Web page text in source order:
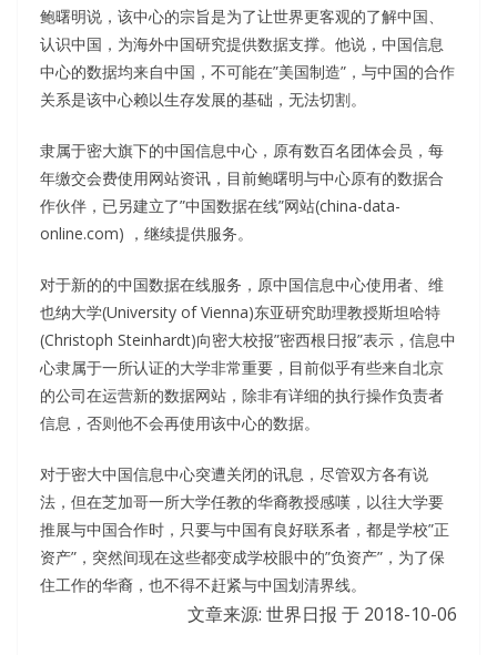
鲍曙明说，该中心的宗旨是为了让世界更客观的了解中国、
认识中国，为海外中国研究提供数据支撑。他说，中国信息
中心的数据均来自中国，不可能在”美国制造”，与中国的合作
关系是该中心赖以生存发展的基础，无法切割。
隶属于密大旗下的中国信息中心，原有数百名团体会员，每
年缴交会费使用网站资讯，目前鲍曙明与中心原有的数据合
作伙伴，已另建立了”中国数据在线”网站(china-data-
online.com) ，继续提供服务。
对于新的的中国数据在线服务，原中国信息中心使用者、维
也纳大学(University of Vienna)东亚研究助理教授斯坦哈特
(Christoph Steinhardt)向密大校报”密西根日报”表示，信息中
心隶属于一所认证的大学非常重要，目前似乎有些来自北京
的公司在运营新的数据网站，除非有详细的执行操作负责者
信息，否则他不会再使用该中心的数据。
对于密大中国信息中心突遭关闭的讯息，尽管双方各有说
法，但在芝加哥一所大学任教的华裔教授感嘆，以往大学要
推展与中国合作时，只要与中国有良好联系者，都是学校”正
资产”，突然间现在这些都变成学校眼中的”负资产”，为了保
住工作的华裔，也不得不赶紧与中国划清界线。
文章来源: 世界日报 于 2018-10-06